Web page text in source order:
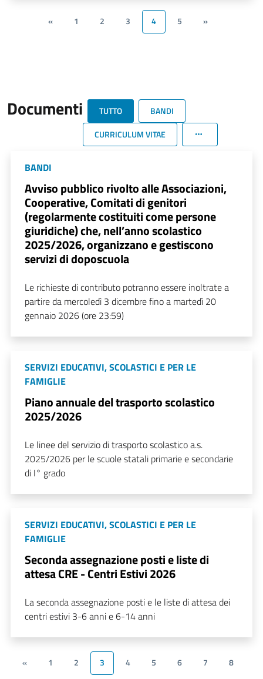
« 1 2 3 4 5 »
Documenti TUTTO
BANDI
CURRICULUM VITAE
BANDI
Avviso pubblico rivolto alle Associazioni,
Cooperative, Comitati di genitori
(regolarmente costituiti come persone
giuridiche) che, nell’anno scolastico
2025/2026, organizzano e gestiscono
servizi di doposcuola
Le richieste di contributo potranno essere inoltrate a
partire da mercoledì 3 dicembre fino a martedì 20
gennaio 2026 (ore 23:59)
SERVIZI EDUCATIVI, SCOLASTICI E PER LE
FAMIGLIE
Piano annuale del trasporto scolastico
2025/2026
Le linee del servizio di trasporto scolastico a.s.
2025/2026 per le scuole statali primarie e secondarie
di I° grado
SERVIZI EDUCATIVI, SCOLASTICI E PER LE
FAMIGLIE
Seconda assegnazione posti e liste di
attesa CRE - Centri Estivi 2026
La seconda assegnazione posti e le liste di attesa dei
centri estivi 3-6 anni e 6-14 anni
« 1 2 3 4 5 6 7
8